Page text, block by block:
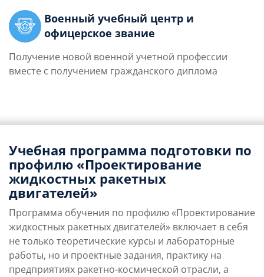
Военный учебный центр и
офицерское звание
Получение новой военной учетной профессии
вместе с получением гражданского диплома
Учебная программа подготовки по
профилю «Проектирование
жидкостных ракетных
двигателей»
Программа обучения по профилю «Проектирование
жидкостных ракетных двигателей» включает в себя
не только теоретические курсы и лабораторные
работы, но и проектные задания, практику на
предприятиях ракетно-космической отрасли, а